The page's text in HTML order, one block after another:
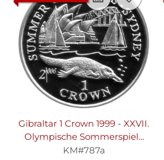
Gibraltar 1 Crown 1999 - XXVII.
Olympische Sommerspiele
2000 in Sydney "Segeln und
KM#787a